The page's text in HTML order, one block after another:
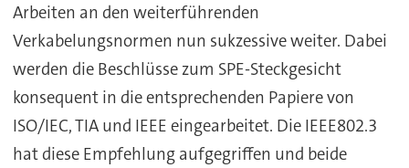
Arbeiten an den weiterführenden
Verkabelungsnormen nun sukzessive weiter. Dabei
werden die Beschlüsse zum SPE-Steckgesicht
konsequent in die entsprechenden Papiere von
ISO/IEC, TIA und IEEE eingearbeitet. Die IEEE802.3
hat diese Empfehlung aufgegriffen und beide